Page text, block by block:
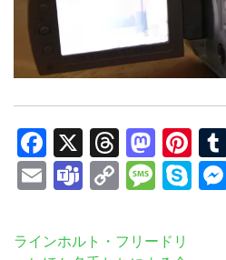
Facebook
X Threads
EmailTeams
Copy
投
ラインホルト・フリードリ